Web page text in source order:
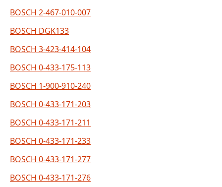
BOSCH 2-467-010-007
BOSCH DGK133
BOSCH 3-423-414-104
BOSCH 0-433-175-113
BOSCH 1-900-910-240
BOSCH 0-433-171-203
BOSCH 0-433-171-211
BOSCH 0-433-171-233
BOSCH 0-433-171-277
BOSCH 0-433-171-276